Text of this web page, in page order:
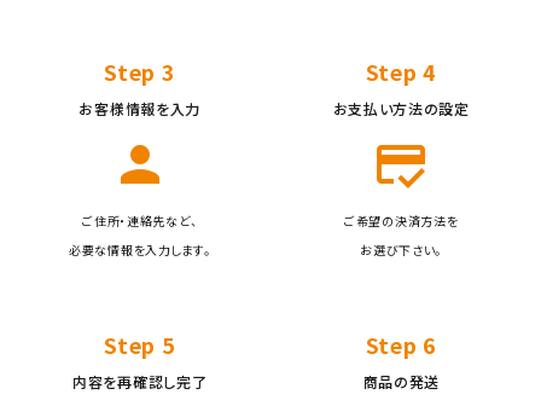
Step 3
お客様情報を入力
person
ご住所・連絡先など、
必要な情報を入力します。
Step 4
お支払い方法の設定
credit_score
ご希望の決済方法を
お選び下さい。
Step 5
内容を再確認し完了
Step 6
商品の発送